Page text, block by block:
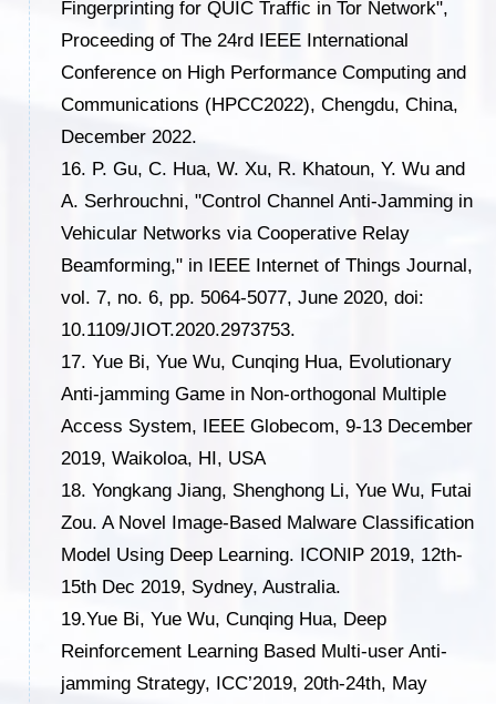
Fingerprinting for QUIC Traffic in Tor Network",
Proceeding of The 24rd IEEE International
Conference on High Performance Computing and
Communications (HPCC2022), Chengdu, China,
December 2022.
16. P. Gu, C. Hua, W. Xu, R. Khatoun, Y. Wu and
A. Serhrouchni, "Control Channel Anti-Jamming in
Vehicular Networks via Cooperative Relay
Beamforming," in IEEE Internet of Things Journal,
vol. 7, no. 6, pp. 5064-5077, June 2020, doi:
10.1109/JIOT.2020.2973753.
17. Yue Bi, Yue Wu, Cunqing Hua, Evolutionary
Anti-jamming Game in Non-orthogonal Multiple
Access System, IEEE Globecom, 9-13 December
2019, Waikoloa, HI, USA
18. Yongkang Jiang, Shenghong Li, Yue Wu, Futai
Zou. A Novel Image-Based Malware Classification
Model Using Deep Learning. ICONIP 2019, 12th-
15th Dec 2019, Sydney, Australia.
19.Yue Bi, Yue Wu, Cunqing Hua, Deep
Reinforcement Learning Based Multi-user Anti-
jamming Strategy, ICC’2019, 20th-24th, May